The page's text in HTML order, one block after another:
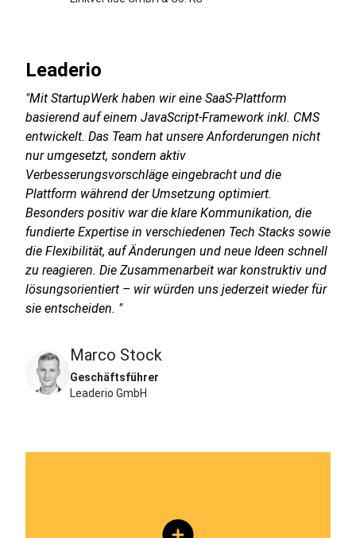
Leaderio
"Mit StartupWerk haben wir eine SaaS-Plattform
basierend auf einem JavaScript-Framework inkl. CMS
entwickelt. Das Team hat unsere Anforderungen nicht
nur umgesetzt, sondern aktiv
Verbesserungsvorschläge eingebracht und die
Plattform während der Umsetzung optimiert.
Besonders positiv war die klare Kommunikation, die
fundierte Expertise in verschiedenen Tech Stacks sowie
die Flexibilität, auf Änderungen und neue Ideen schnell
zu reagieren. Die Zusammenarbeit war konstruktiv und
lösungsorientiert – wir würden uns jederzeit wieder für
sie entscheiden. "
Marco Stock
Geschäftsführer
Leaderio GmbH